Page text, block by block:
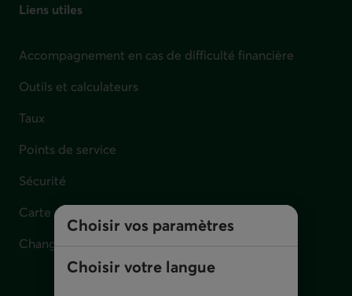
Choisir vos paramètres
Choisir votre langue
Liens utiles
Accompagnement en cas de difficulté financière
Outils et calculateurs
Taux
Points de service
Sécurité
Carte perdue, volée ou défectueuse
Changement d'adresse